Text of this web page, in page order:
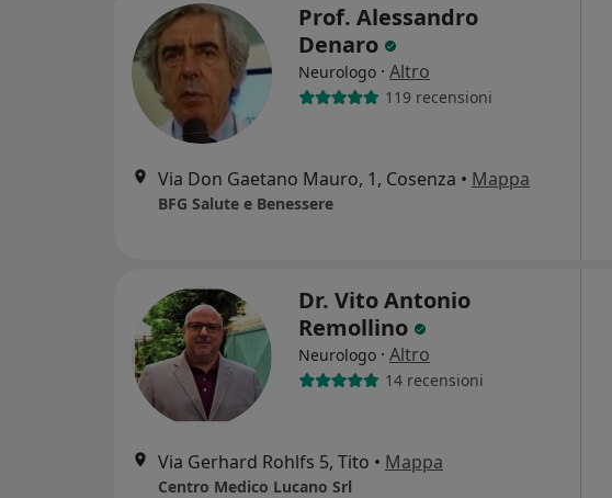
Prof. Alessandro
Denaro
Neurologo · Altro
119 recensioni
Via Don Gaetano Mauro, 1, Cosenza • Mappa
BFG Salute e Benessere
Dr. Vito Antonio
Remollino
Neurologo · Altro
14 recensioni
Via Gerhard Rohlfs 5, Tito • Mappa
Centro Medico Lucano Srl